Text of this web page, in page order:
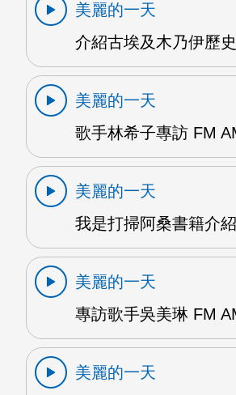
美麗的一天
介紹古埃及木乃伊歷
美麗的一天
歌手林希子專訪 FM
美麗的一天
我是打掃阿桑書籍介
美麗的一天
專訪歌手吳美琳 FM
美麗的一天